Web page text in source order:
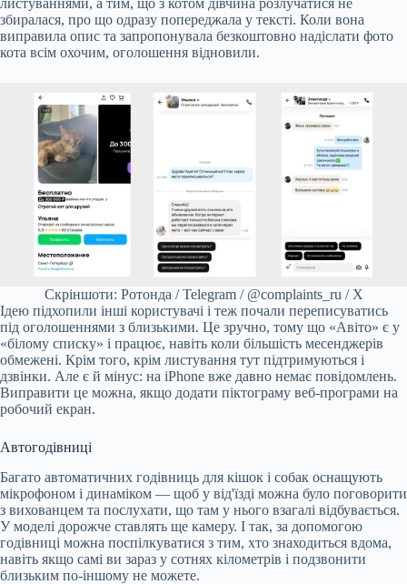
збиралася, про що одразу попереджала у тексті. Коли вона
виправила опис та запропонувала безкоштовно надіслати фото
кота всім охочим, оголошення відновили.
Скріншоти: Ротонда / Telegram / @complaints_ru / X
Ідею підхопили інші користувачі і теж почали переписуватись
під оголошеннями з близькими. Це зручно, тому що «Авіто» є у
«білому списку» і працює, навіть коли більшість месенджерів
обмежені. Крім того, крім листування тут підтримуються і
дзвінки. Але є й мінус: на iPhone вже давно немає повідомлень.
Виправити це можна, якщо додати піктограму веб-програми на
робочий екран.
Автогодівниці
Багато автоматичних годівниць для кішок і собак оснащують
мікрофоном і динаміком — щоб у від'їзді можна було поговорити
з вихованцем та послухати, що там у нього взагалі відбувається.
У моделі дорожче ставлять ще камеру. І так, за допомогою
годівниці можна поспілкуватися з тим, хто знаходиться вдома,
навіть якщо самі ви зараз у сотнях кілометрів і подзвонити
близьким по-іншому не можете.